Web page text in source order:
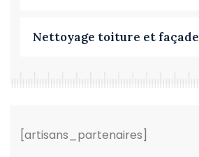
Nettoyage toiture et façade
[artisans_partenaires]